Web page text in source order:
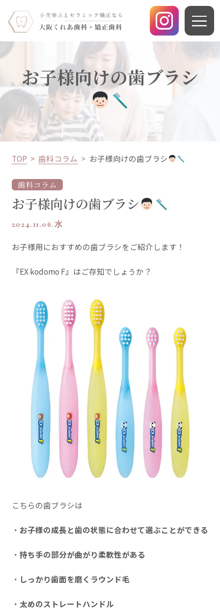
お子様向けの歯ブラシ
TOP 歯科コラム お子様向けの歯ブラシ
歯科コラム
お子様向けの歯ブラシ
2024.11.06.水
お子様用におすすめの歯ブラシをご紹介します！
『EX kodomo F』はご存知でしょうか？
こちらの歯ブラシは
・ お子様の成長と歯の状態に合わせて選ぶことができる
・ 持ち手の部分が曲がり柔軟性がある
・ しっかり歯面を磨くラウンド毛
・ 太めのストレートハンドル